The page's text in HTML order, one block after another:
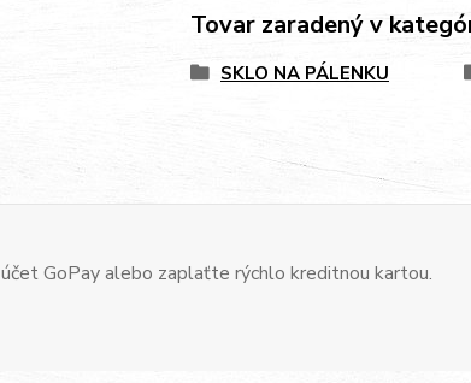
Tovar zaradený v
SKLO NA PÁLENKU
GoPay alebo zaplaťte rýchlo kreditnou kartou.